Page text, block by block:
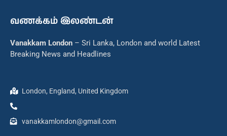
வணக்கம் இலண்டன்
Vanakkam London – Sri Lanka, London and world Latest
Breaking News and Headlines
London, England, United Kingdom
vanakkamlondon@gmail.com